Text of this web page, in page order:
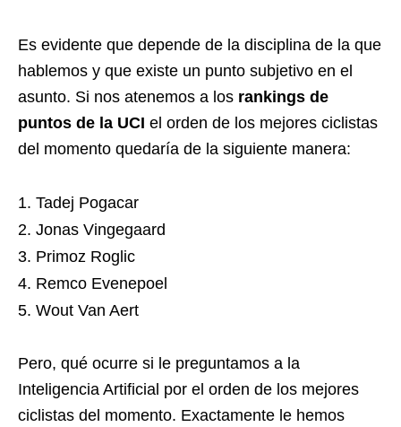
Es evidente que depende de la disciplina de la que
hablemos y que existe un punto subjetivo en el
asunto. Si nos atenemos a los rankings de
puntos de la UCI el orden de los mejores ciclistas
del momento quedaría de la siguiente manera:
Tadej Pogacar
Jonas Vingegaard
Primoz Roglic
Remco Evenepoel
Wout Van Aert
Pero, qué ocurre si le preguntamos a la
Inteligencia Artificial por el orden de los mejores
ciclistas del momento. Exactamente le hemos